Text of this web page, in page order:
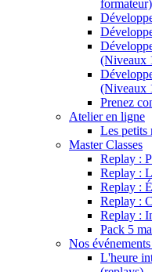
formateur)
(Niveaux
(Niveaux
Prenez
Atelier en ligne
Les petits
Master Classes
Replay :
Replay :
Replay :
Replay :
Replay :
Pack 5
Nos
L'heure